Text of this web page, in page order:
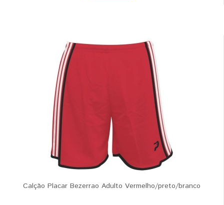
Calção Placar Bezerrao Adulto Vermelho/preto/branco